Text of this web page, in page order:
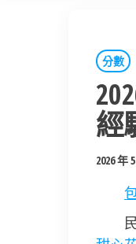
分數
經
2026 年